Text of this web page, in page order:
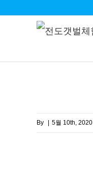
By 5월 10th, 2020